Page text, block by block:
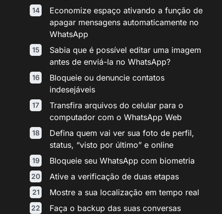
Economize espaço ativando a função de
apagar mensagens automaticamente no
WhatsApp
Sabia que é possível editar uma imagem
antes de enviá-la no WhatsApp?
Bloqueie ou denuncie contatos
indesejáveis
Transfira arquivos do celular para o
computador com o WhatsApp Web
Defina quem vai ver sua foto de perfil,
status, “visto por último” e online
Bloqueie seu WhatsApp com biometria
Ative a verificação de duas etapas
Mostre a sua localização em tempo real
Faça o backup das suas conversas